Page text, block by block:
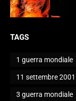
TAGS
1 guerra mondiale
11 settembre 2001
3 guerra mondiale